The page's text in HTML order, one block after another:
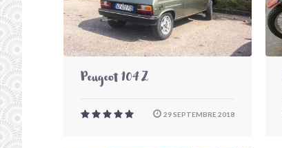
Peugeot 104 Z
29 SEPTEMBRE 2018